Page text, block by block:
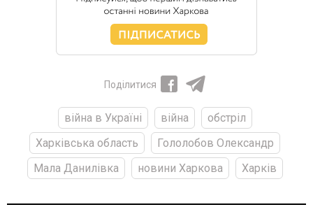
Поділитися
війна в Україні війна
обстріл
Харківська область
Гололобов Олександр
Мала Данилівка
новини Харкова Харків